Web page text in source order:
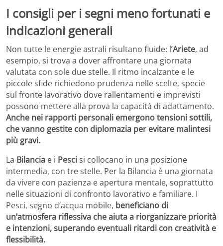
I consigli per i segni meno fortunati e
indicazioni generali
Non tutte le energie astrali risultano fluide: l’Ariete, ad
esempio, si trova a dover affrontare una giornata
valutata con sole due stelle. Il ritmo incalzante e le
piccole sfide richiedono prudenza nelle scelte, specie
sul fronte lavorativo dove rallentamenti e imprevisti
possono mettere alla prova la capacità di adattamento.
Anche nei rapporti personali emergono tensioni sottili,
che vanno gestite con diplomazia per evitare malintesi
più gravi.
La Bilancia e i Pescisi collocano in una posizione
intermedia, con tre stelle. Per la Bilancia è una giornata
da vivere con pazienza e apertura mentale, soprattutto
nelle situazioni di confronto lavorativo e familiare. I
Pesci, segno d’acqua mobile, beneficiano di
un’atmosfera riflessiva che aiuta a riorganizzare priorità
e intenzioni, superando eventuali ritardi con creatività e
flessibilità.